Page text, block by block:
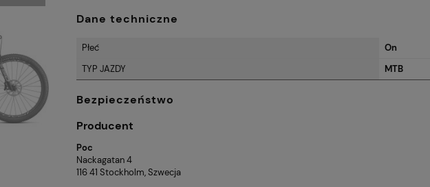
Dane techniczne
Płeć
On
TYP JAZDY
MTB
Bezpieczeństwo
Producent
Poc
Nackagatan 4
116 41 Stockholm, Szwecja